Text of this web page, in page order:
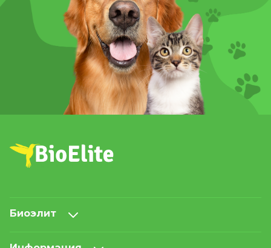
Биоэлит